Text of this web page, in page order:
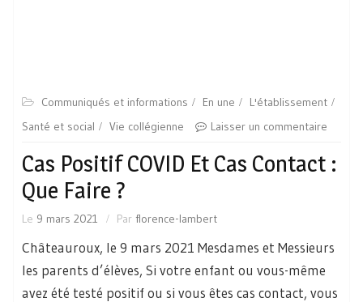
Communiqués et informations En une
L'établissement
Santé et social
Vie collégienne Laisser un commentaire
Cas Positif COVID Et Cas Contact :
Que Faire ?
Le 9 mars 2021 Par florence-lambert
Châteauroux, le 9 mars 2021 Mesdames et Messieurs
les parents d’élèves, Si votre enfant ou vous-même
avez été testé positif ou si vous êtes cas contact, vous